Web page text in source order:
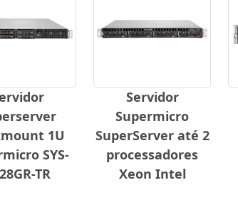
1U
SYS-
TR
Servidor
Supermicro
SuperServer até 2
processadores
Xeon Intel